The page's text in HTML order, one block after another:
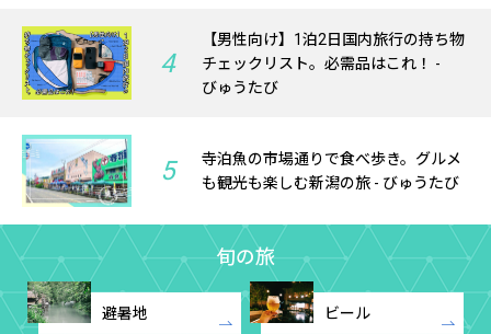
4
【男性向け】1泊2日国内旅行の持ち物
チェックリスト。必需品はこれ！ -
びゅうたび
5
寺泊魚の市場通りで食べ歩き。グルメ
も観光も楽しむ新潟の旅 - びゅうたび
旬の旅
避暑地 ビール